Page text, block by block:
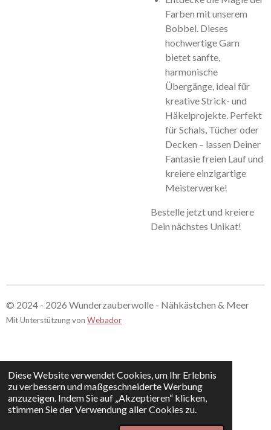
Diese Website verwendet Cookies, um Ihr Erlebnis
zu verbessern und maßgeschneiderte Werbung
anzuzeigen. Indem Sie auf „Akzeptieren“ klicken,
stimmen Sie der Verwendung aller Cookies zu.
Farben mit unserem
Bobbel. Dieses
hochwertige Garn
bietet sanfte,
harmonische
Übergänge, ideal für
kreative Strick- und
Häkelprojekte. Perfekt
für Schals, Tücher oder
Decken – lassen Deiner
Fantasie freien Lauf und
kreiere einzigartige
Meisterwerke!
Bestelle jetzt und kreiere
Dein nächstes Unikat!
© 2024 - 2026 Wunderzauberwolle - Nähkästchen & Meer
Mit Unterstützung von Webador